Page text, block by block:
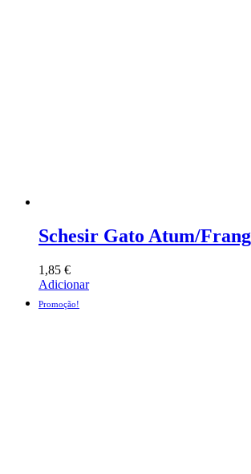
Schesir Gato Atum/
1,85 €
Adicionar
Promoção!